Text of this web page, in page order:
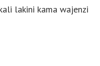
lakini kama wajenzi